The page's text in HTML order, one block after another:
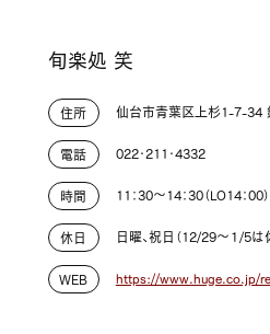
旬楽処 笑
住所 仙台市青葉区上杉1-7-34
電話 022・211・4332
時間 11：30～14：30（LO14：
休日 日曜、祝日（12/29～１/5は
WEB https://www.huge.co.jp/